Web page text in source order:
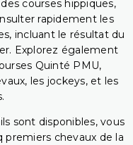
courses hippiques,
rapidement les
incluant le résultat du
Explorez également
Quinté PMU,
les jockeys, et les
sont disponibles, vous
premiers chevaux de la